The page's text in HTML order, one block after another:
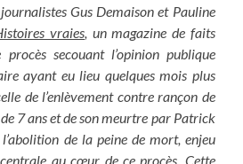
Gus Demaison et Pauline
vraies, un magazine de faits
secouant l’opinion publique
ayant eu lieu quelques mois plus
de l’enlèvement contre rançon de
7 ans et de son meurtre par Patrick
de la peine de mort, enjeu
au cœur de ce procès. Cette